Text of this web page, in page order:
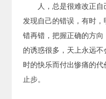
人，总是很难改正自
发现自己的错误，有时
错再错，把握正确的方
的诱惑很多，天上永远
时的快乐而付出惨痛的
止步。